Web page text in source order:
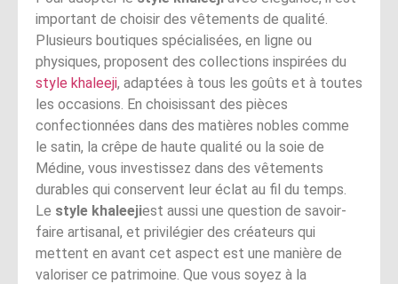
important de choisir des vêtements de qualité.
Plusieurs boutiques spécialisées, en ligne ou
physiques, proposent des collections inspirées du
style khaleeji, adaptées à tous les goûts et à toutes
les occasions. En choisissant des pièces
confectionnées dans des matières nobles comme
le satin, la crêpe de haute qualité ou la soie de
Médine, vous investissez dans des vêtements
durables qui conservent leur éclat au fil du temps.
Le style khaleejiest aussi une question de savoir-
faire artisanal, et privilégier des créateurs qui
mettent en avant cet aspect est une manière de
valoriser ce patrimoine. Que vous soyez à la